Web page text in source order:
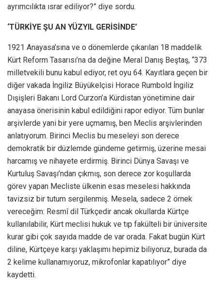
ayrımcılıkta ısrar ediliyor?” diye sordu.
‘TÜRKİYE ŞU AN YÜZYIL GERİSİNDE’
1921 Anayasa’sına ve o dönemlerde çıkarılan 18 maddelik
Kürt Reform Tasarısı’na da değine Meral Danış Beştaş, “373
milletvekili bunu kabul ediyor, ret oyu 64. Kayıtlara geçen bir
diğer vakada İngiliz Büyükelçisi Horace Rumbold İngiliz
Dışişleri Bakanı Lord Curzon’a Kürdistan yönetimine dair
anayasa önerisinin kabul edildiğini rapor ediyor. Tüm bunlar
arşivlerde yani bir yere uçmamış, ben Meclis arşivlerinden
anlatıyorum. Birinci Meclis bu meseleyi son derece
demokratik bir düzlemde gündeme getirmiş, üzerine mesai
harcamış ve nihayete erdirmiş. Birinci Dünya Savaşı ve
Kurtuluş Savaşı’ndan çıkmış, son derece zor koşullarda
görev yapan Mecliste ülkenin esas meselesi hakkında
tavizsiz bir tutum sergilenmiş. Mesela, sadece 2 örnek
vereceğim: Resmî dil Türkçedir ancak okullarda Kürtçe
kullanılabilir, Kürt meclisi hukuk ve tıp fakülteli bir üniversite
kurar gibi çok sayıda madde de var orada. Fakat bugün Kürt
diline, Kürtçeye karşı yaklaşımı hepimiz biliyoruz, burada da
2 kelime kullanamıyoruz, mikrofonlar kapatılıyor” diye
kaydetti.